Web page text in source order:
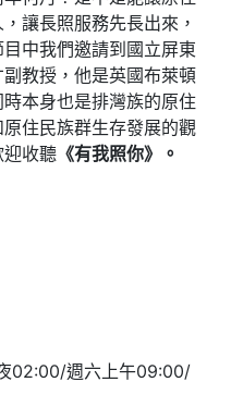
讓長照服務先長出來，
中我們邀請到國立屏東
教授，他是英國布萊頓
本身也是排灣族的原住
住民族群生存發展的觀
收聽 《有我照你》。
02:00/週六上午09:00/